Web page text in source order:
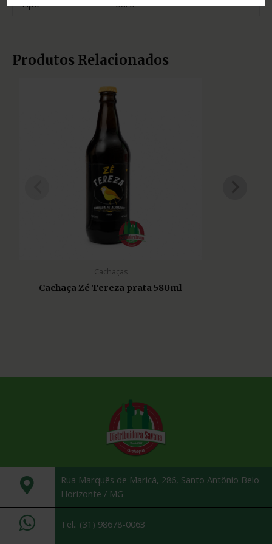
Tipo
ouro
Produtos Relacionados
Cachaças
Cachaça Zé Tereza prata 580ml
Rua Marquês de Maricá, 286, Santo Antônio Belo
Horizonte / MG
Tel.: (31) 98678-0063